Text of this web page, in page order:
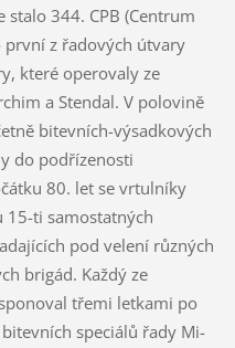
stalo 344. CPB (Centrum
první z řadových útvary
které operovaly ze
a Stendal. V polovině
bitevních-výsadkových
do podřízenosti
80. let se vrtulníky
15-ti samostatných
pod velení různých
brigád. Každý ze
třemi letkami po
speciálů řady Mi-